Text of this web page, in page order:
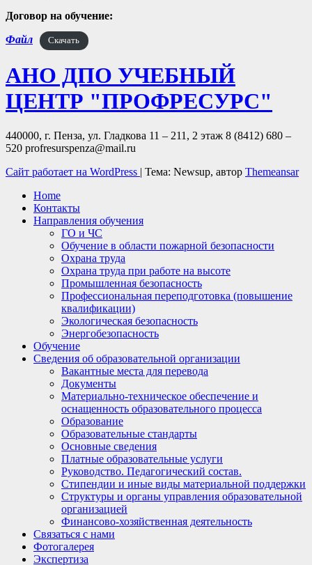
Договор на обучение:
Файл
Скачать
АНО ДПО УЧЕБНЫЙ
ЦЕНТР "ПРОФРЕСУРС"
440000, г. Пенза, ул. Гладкова 11 – 211, 2 этаж 8 (8412) 680 –
520 profresurspenza@mail.ru
Сайт работает на WordPress | Тема: Newsup, автор Themeansar
Home
Контакты
Направления обучения
ГО и ЧС
Обучение в области пожарной безопасности
Охрана труда
Охрана труда при работе на высоте
Промышленная безопасность
Профессиональная переподготовка (повышение
квалификации)
Экологическая безопасность
Энергобезопасность
Обучение
Сведения об образовательной организации
Вакантные места для перевода
Документы
Материально-техническое обеспечение и
оснащенность образовательного процесса
Образование
Образовательные стандарты
Основные сведения
Платные образовательные услуги
Руководство. Педагогический состав.
Стипендии и иные виды материальной поддержки
Структуры и органы управления образовательной
организацией
Финансово-хозяйственная деятельность
Связаться с нами
Фотогалерея
Экспертиза